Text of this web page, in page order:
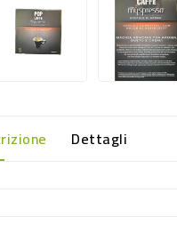
Dettagli